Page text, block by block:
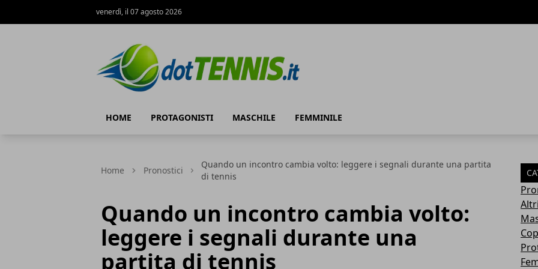
venerdì, il 07 agosto 2026
HOME PROTAGONISTI MASCHILE FEMMINILE
Home Pronostici
Quando un incontro cambia volto: leggere i segnali durante una partita
di tennis
Quando un incontro cambia volto:
leggere i segnali durante una
partita di tennis